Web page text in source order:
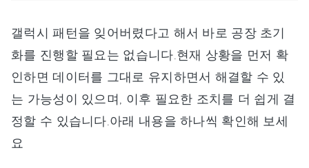
갤럭시 패턴을 잊어버렸다고 해서 바로 공장 초기
화를 진행할 필요는 없습니다.현재 상황을 먼저 확
인하면 데이터를 그대로 유지하면서 해결할 수 있
는 가능성이 있으며, 이후 필요한 조치를 더 쉽게 결
정할 수 있습니다.아래 내용을 하나씩 확인해 보세
요